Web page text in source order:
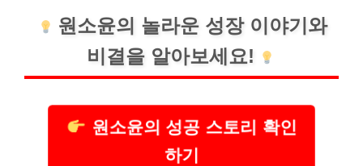
원소윤의 놀라운 성장 이야기와
비결을 알아보세요!
원소윤의 성공 스토리 확인
하기